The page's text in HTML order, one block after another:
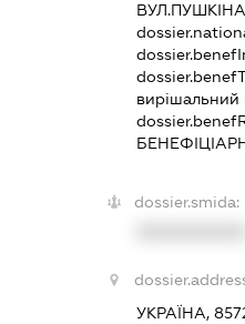
вирішальний
dossier.smida:
УКРАЇНА,